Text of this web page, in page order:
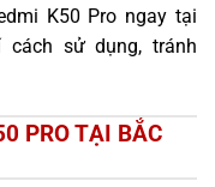
K50 Pro ngay tại
sử dụng, tránh
PRO TẠI BẮC